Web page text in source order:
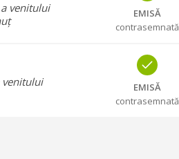
venitului
EMISĂ
contrasemnată
venitului
EMISĂ
contrasemnată